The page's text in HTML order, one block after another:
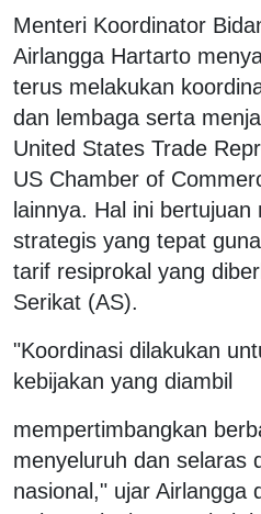
Menteri Koordinator
Airlangga Hartarto
terus melakukan
dan lembaga serta
United States Trade
US Chamber of
lainnya. Hal ini
strategis yang tepat
tarif resiprokal yang
Serikat (AS).
"Koordinasi dilakukan
kebijakan yang diambil
mempertimbangkan
menyeluruh dan selaras
nasional," ujar Airlangga